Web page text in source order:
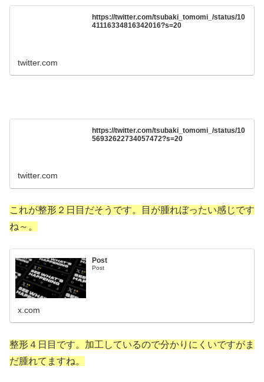
https://twitter.com/tsubaki_tomomi_/status/10
41116334816342016?s=20
twitter.com
https://twitter.com/tsubaki_tomomi_/status/10
56932622734057472?s=20
twitter.com
これが整形２日目だそうです。目が腫れぼったい感じです
ね～。
Post
Post
x.com
整形４日目です。加工しているので分かりにくいですがま
だ腫れてますね。